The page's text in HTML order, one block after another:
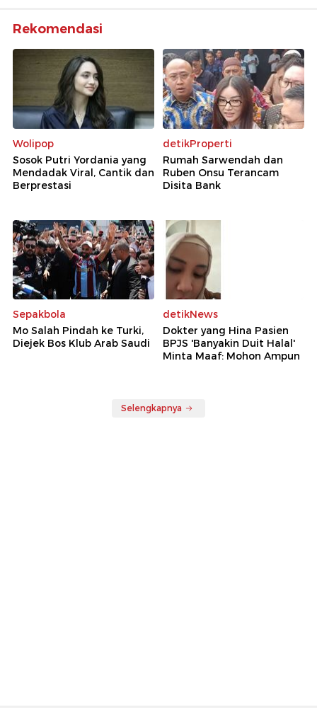
Rekomendasi
Wolipop
Sosok Putri Yordania yang
Mendadak Viral, Cantik dan
Berprestasi
detikProperti
Rumah Sarwendah dan
Ruben Onsu Terancam
Disita Bank
Sepakbola
Mo Salah Pindah ke Turki,
Diejek Bos Klub Arab Saudi
detikNews
Dokter yang Hina Pasien
BPJS 'Banyakin Duit Halal'
Minta Maaf: Mohon Ampun
Selengkapnya